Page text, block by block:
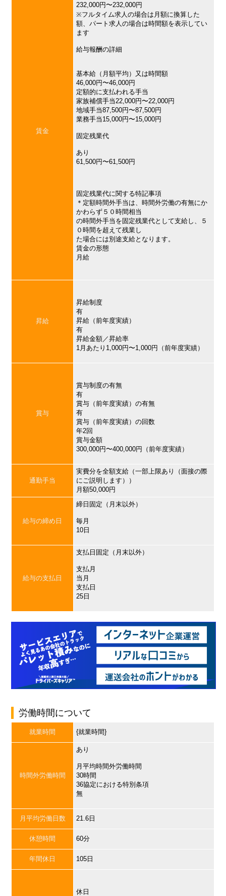
賃金
232,000円〜232,000円
※フルタイム求人の場合は月額に換算した
額、パート求人の場合は時間額を表示してい
ます
給与報酬の詳細
基本給（月額平均）又は時間額
46,000円〜46,000円
定額的に支払われる手当
家族補償手当22,000円〜22,000円
地域手当87,500円〜87,500円
業務手当15,000円〜15,000円
固定残業代
あり
61,500円〜61,500円
固定残業代に関する特記事項
＊定額時間外手当は、時間外労働の有無にか
かわらず５０時間相当
の時間外手当を固定残業代として支給し、５
０時間を超えて残業し
た場合には別途支給となります。
賃金の形態
月給
昇給
昇給制度
有
昇給（前年度実績）
有
昇給金額／昇給率
1月あたり1,000円〜1,000円（前年度実績）
賞与
賞与制度の有無
有
賞与（前年度実績）の有無
有
賞与（前年度実績）の回数
年2回
賞与金額
300,000円〜400,000円（前年度実績）
通勤手当
実費分を全額支給（一部上限あり（面接の際
にご説明します））
月額50,000円
給与の締め日
締日固定（月末以外）
毎月
10日
給与の支払日
支払日固定（月末以外）
支払月
当月
支払日
25日
労働時間について
就業時間 {就業時間}
時間外労働時間
あり
月平均時間外労働時間
30時間
36協定における特別条項
無
月平均労働日数 21.6日
休憩時間 60分
年間休日 105日
休日